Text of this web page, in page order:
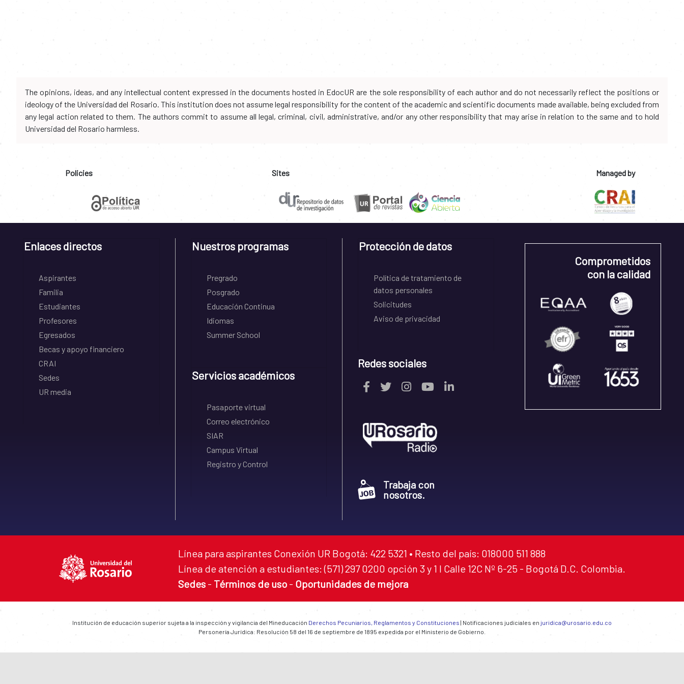
The opinions, ideas, and any intellectual content expressed in the documents hosted in EdocUR are the sole responsibility of each author and do not necessarily reflect the positions or
ideology of the Universidad del Rosario. This institution does not assume legal responsibility for the content of the academic and scientific documents made available, being excluded from
any legal action related to them. The authors commit to assume all legal, criminal, civil, administrative, and/or any other responsibility that may arise in relation to the same and to hold
Universidad del Rosario harmless.
Policies Sites Managed by
Enlaces directos
Aspirantes
Familia
Estudiantes
Profesores
Egresados
Becas y apoyo financiero
CRAI
Sedes
UR media
Nuestros programas
Pregrado
Posgrado
Educación Continua
Idiomas
Summer School
Servicios académicos
Pasaporte virtual
Correo electrónico
SIAR
Campus Virtual
Registro y Control
Protección de datos
Política de tratamiento de
datos personales
Solicitudes
Aviso de privacidad
Redes sociales
Trabaja con
nosotros.
Comprometidos
con la calidad
Línea para aspirantes Conexión UR Bogotá: 422 5321 • Resto del país: 018000 511 888
Línea de atención a estudiantes: (571) 297 0200 opción 3 y 1 I Calle 12C Nº 6-25 - Bogotá D.C. Colombia.
Sedes - Términos de uso - Oportunidades de mejora
Institución de educación superior sujeta a la inspección y vigilancia del Mineducación Derechos Pecuniarios, Reglamentos y Constituciones | Notificaciones judiciales en juridica@urosario.edu.co
Personería Jurídica: Resolución 58 del 16 de septiembre de 1895 expedida por el Ministerio de Gobierno.